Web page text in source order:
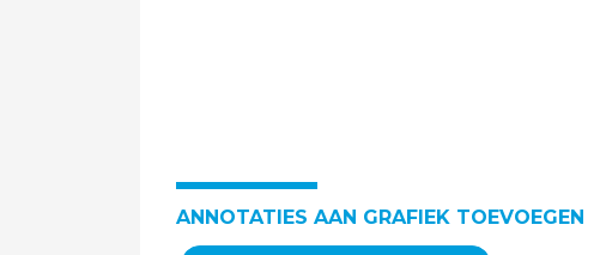
ANNOTATIES AAN GRAFIEK TOEVOEGEN